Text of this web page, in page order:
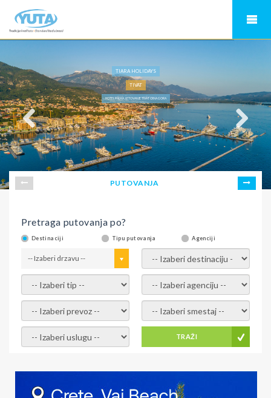
TIARA HOLIDAYS
TIVAT
HOTEL PALMA, LETOVANJE TIVAT CRNA GORA
PUTOVANJA
Pretraga putovanja po?
Destinaciji Tipu putovanja Agenciji
-- Izaberi drzavu -- -- Izaberi destinaciju --
-- Izaberi tip -- -- Izaberi agenciju --
-- Izaberi prevoz -- -- Izaberi smestaj --
-- Izaberi uslugu -- TRAŽI